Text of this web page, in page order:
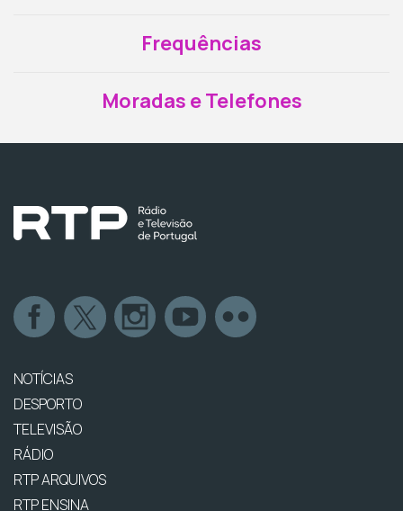
Frequências
Moradas e Telefones
NOTÍCIAS
DESPORTO
TELEVISÃO
RÁDIO
RTP ARQUIVOS
RTP ENSINA